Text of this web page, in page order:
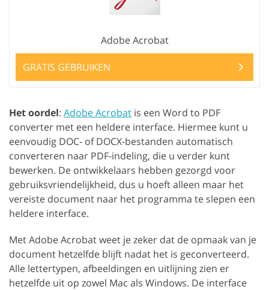
Adobe Acrobat
GRATIS GEBRUIKEN
Het oordel: Adobe Acrobat is een Word to PDF
converter met een heldere interface. Hiermee kunt u
eenvoudig DOC- of DOCX-bestanden automatisch
converteren naar PDF-indeling, die u verder kunt
bewerken. De ontwikkelaars hebben gezorgd voor
gebruiksvriendelijkheid, dus u hoeft alleen maar het
vereiste document naar het programma te slepen een
heldere interface.
Met Adobe Acrobat weet je zeker dat de opmaak van je
document hetzelfde blijft nadat het is geconverteerd.
Alle lettertypen, afbeeldingen en uitlijning zien er
hetzelfde uit op zowel Mac als Windows. De interface